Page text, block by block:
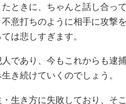
ときに、ちゃんと話し合っ
意打ちのように相手に攻撃
は悲しすぎます。
であり、今もこれからも逮
き続けていくのでしょう。
生き方に失敗しており、そ